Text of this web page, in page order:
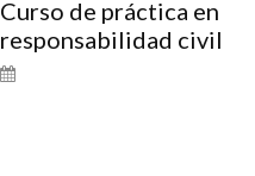
Curso de práctica en
responsabilidad civil